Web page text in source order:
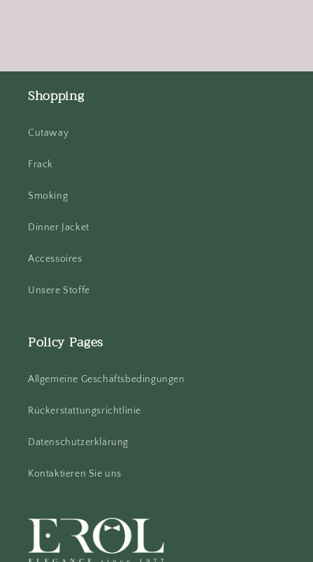
Shopping
Cutaway
Frack
Smoking
Dinner Jacket
Accessoires
Unsere Stoffe
Policy Pages
Allgemeine Geschäftsbedingungen
Rückerstattungsrichtlinie
Datenschutzerklärung
Kontaktieren Sie uns